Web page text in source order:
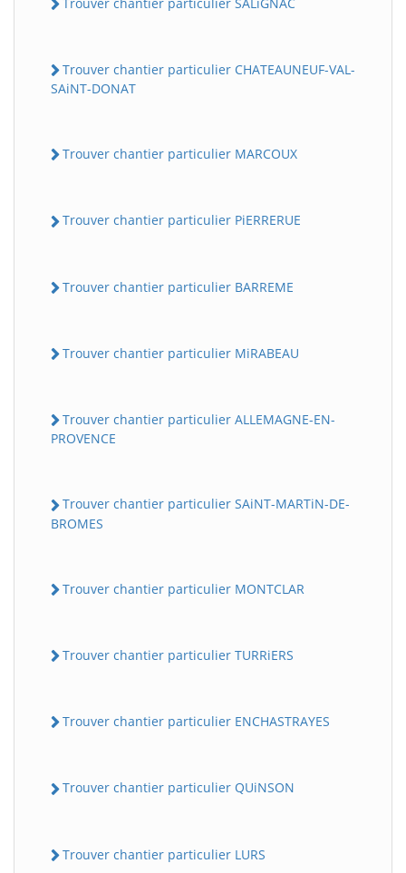
Trouver chantier particulier CHATEAUNEUF-VAL-
SAiNT-DONAT
Trouver chantier particulier MARCOUX
Trouver chantier particulier PiERRERUE
Trouver chantier particulier BARREME
Trouver chantier particulier MiRABEAU
Trouver chantier particulier ALLEMAGNE-EN-
PROVENCE
Trouver chantier particulier SAiNT-MARTiN-DE-
BROMES
Trouver chantier particulier MONTCLAR
Trouver chantier particulier TURRiERS
Trouver chantier particulier ENCHASTRAYES
Trouver chantier particulier QUiNSON
Trouver chantier particulier LURS